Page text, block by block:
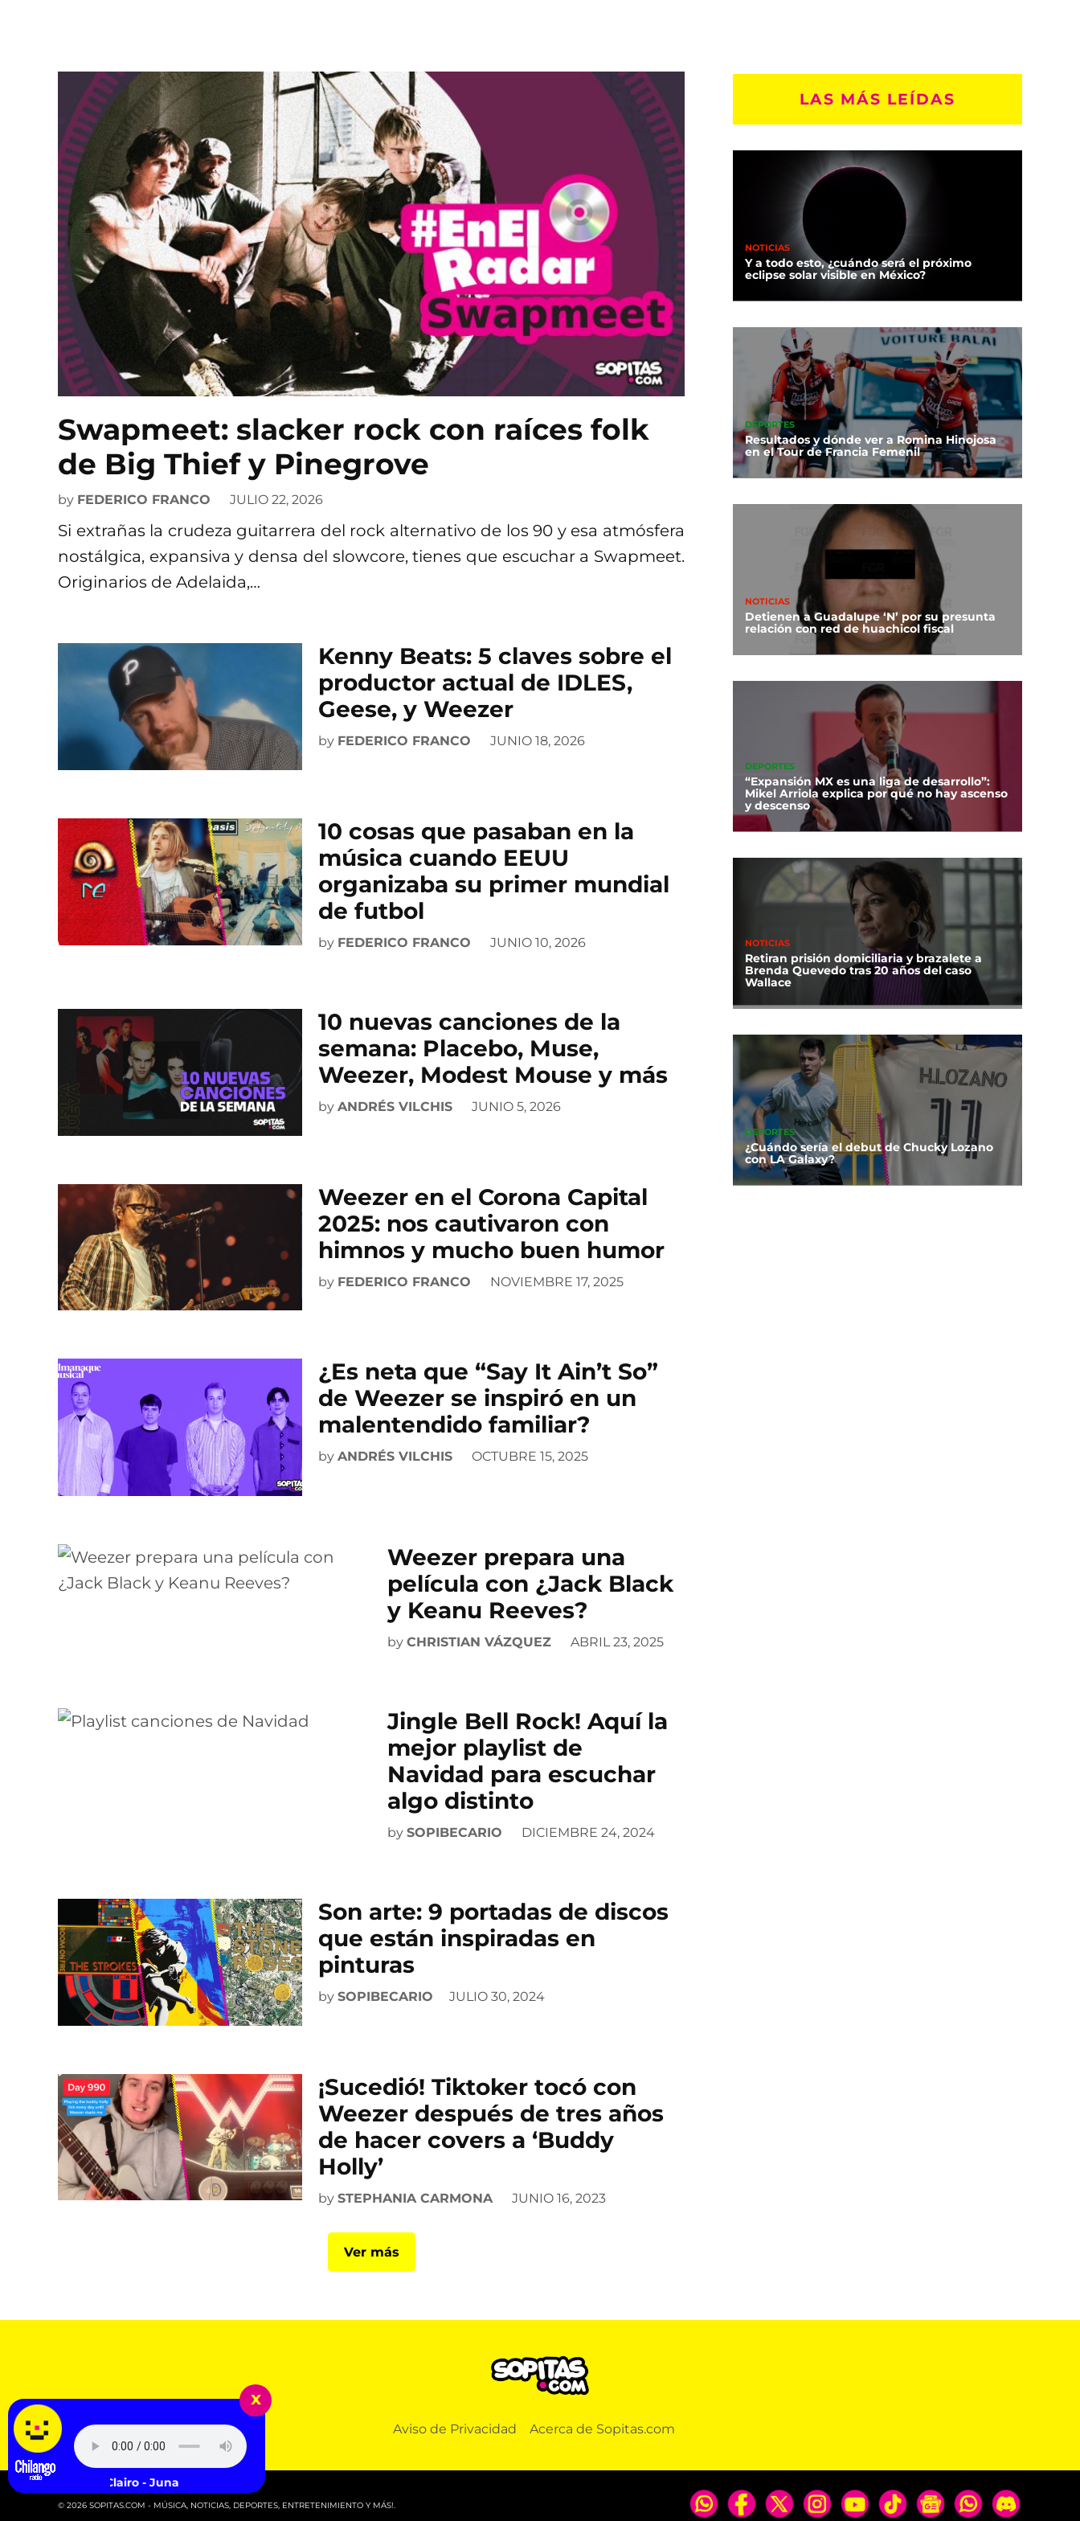
Swapmeet: slacker rock con raíces folk
de Big Thief y Pinegrove
by FEDERICO FRANCO JULIO 22, 2026
Si extrañas la crudeza guitarrera del rock alternativo de los 90 y esa atmósfera
nostálgica, expansiva y densa del slowcore, tienes que escuchar a Swapmeet.
Originarios de Adelaida,…
Kenny Beats: 5 claves sobre el
productor actual de IDLES,
Geese, y Weezer
by FEDERICO FRANCO JUNIO 18, 2026
10 cosas que pasaban en la
música cuando EEUU
organizaba su primer mundial
de futbol
by FEDERICO FRANCO JUNIO 10, 2026
10 nuevas canciones de la
semana: Placebo, Muse,
Weezer, Modest Mouse y más
by ANDRÉS VILCHIS JUNIO 5, 2026
Weezer en el Corona Capital
2025: nos cautivaron con
himnos y mucho buen humor
by FEDERICO FRANCO NOVIEMBRE 17, 2025
¿Es neta que “Say It Ain’t So”
de Weezer se inspiró en un
malentendido familiar?
by ANDRÉS VILCHIS OCTUBRE 15, 2025
Weezer prepara una
película con ¿Jack Black
y Keanu Reeves?
by CHRISTIAN VÁZQUEZ ABRIL 23, 2025
Jingle Bell Rock! Aquí la
mejor playlist de
Navidad para escuchar
algo distinto
by SOPIBECARIO DICIEMBRE 24, 2024
Son arte: 9 portadas de discos
que están inspiradas en
pinturas
by SOPIBECARIO JULIO 30, 2024
¡Sucedió! Tiktoker tocó con
Weezer después de tres años
de hacer covers a ‘Buddy
Holly’
by STEPHANIA CARMONA JUNIO 16, 2023
Ver más
LAS MÁS LEÍDAS
NOTICIAS
Y a todo esto, ¿cuándo será el próximo
eclipse solar visible en México?
DEPORTES
Resultados y dónde ver a Romina Hinojosa
en el Tour de Francia Femenil
NOTICIAS
Detienen a Guadalupe ‘N’ por su presunta
relación con red de huachicol fiscal
DEPORTES
“Expansión MX es una liga de desarrollo”:
Mikel Arriola explica por qué no hay ascenso
y descenso
NOTICIAS
Retiran prisión domiciliaria y brazalete a
Brenda Quevedo tras 20 años del caso
Wallace
DEPORTES
¿Cuándo sería el debut de Chucky Lozano
con LA Galaxy?
Aviso de Privacidad Acerca de Sopitas.com
© 2026 SOPITAS.COM - MÚSICA, NOTICIAS, DEPORTES, ENTRETENIMIENTO Y MÁS!.
x
Clairo - Juna